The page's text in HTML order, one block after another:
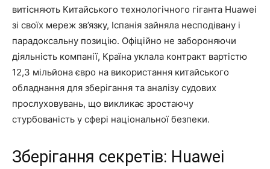
витісняють Китайського технологічного гіганта Huawei
зі своїх мереж зв’язку, Іспанія зайняла несподівану і
парадоксальну позицію. Офіційно не забороняючи
діяльність компанії, Країна уклала контракт вартістю
12,3 мільйона євро на використання китайського
обладнання для зберігання та аналізу судових
прослуховувань, що викликає зростаючу
стурбованість у сфері національної безпеки.
Зберігання секретів: Huawei